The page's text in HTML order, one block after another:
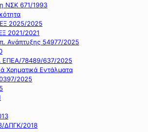
ΝΣΚ 671/1993
2025/2025
2021/2021
Ανάπτυξης 54977/2025
78489/637/2025
Χρηματικά Εντάλματα
2025
ΔΠΓΚ/2018